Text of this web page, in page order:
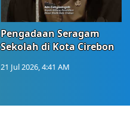
Pengadaan Seragam
Sekolah di Kota Cirebon
21 Jul 2026, 4:41 AM